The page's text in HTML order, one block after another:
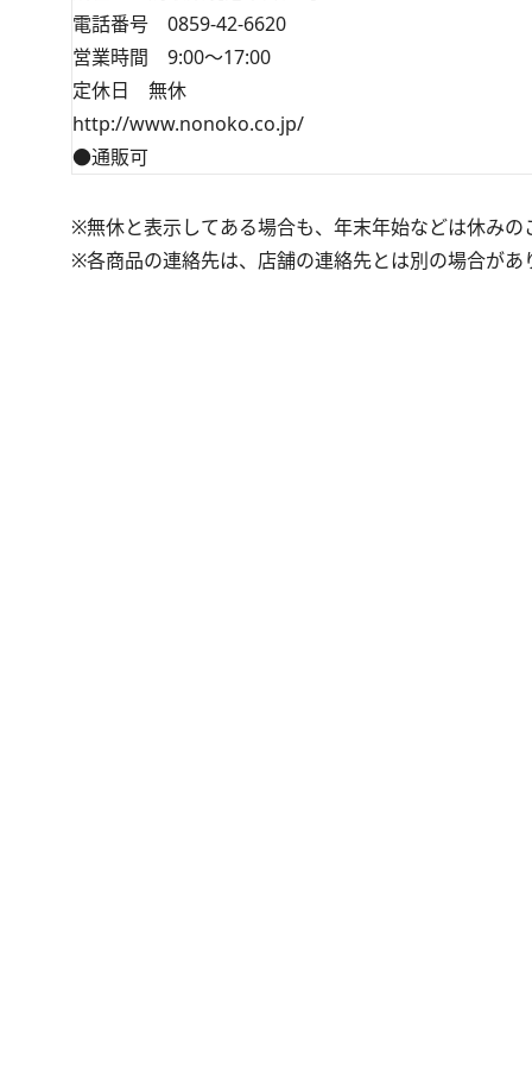
電話番号 0859-42-6620
営業時間 9:00～17:00
定休日 無休
http://www.nonoko.co.jp/
●通販可
※無休と表示してある場合も、年末年始などは休みの
※各商品の連絡先は、店舗の連絡先とは別の場合があ